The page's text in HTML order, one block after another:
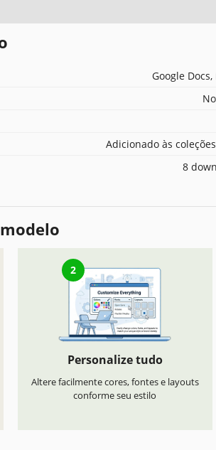
Google
Adicionado às
8
2
Personalize tudo
Altere facilmente cores, fontes e layouts
conforme seu estilo